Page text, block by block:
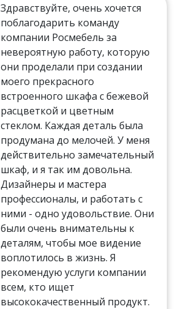
Здравствуйте, очень хочется
поблагодарить команду
компании Росмебель за
невероятную работу, которую
они проделали при создании
моего прекрасного
встроенного шкафа с бежевой
расцветкой и цветным
стеклом. Каждая деталь была
продумана до мелочей. У меня
действительно замечательный
шкаф, и я так им довольна.
Дизайнеры и мастера
профессионалы, и работать с
ними - одно удовольствие. Они
были очень внимательны к
деталям, чтобы мое видение
воплотилось в жизнь. Я
рекомендую услуги компании
всем, кто ищет
высококачественный продукт.